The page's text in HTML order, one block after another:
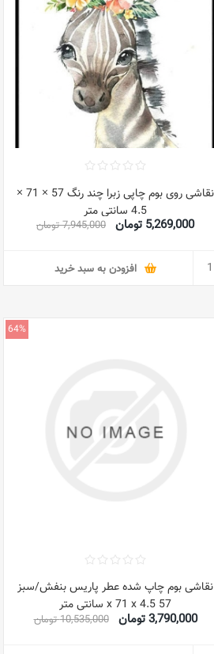
نقاشی روی بوم چاپی زبرا چند رنگ 57 × 71 ×
4.5 سانتی متر
5,269,000 تومان 7,945,000 تومان
افزودن به سبد خرید
64%
نقاشی بوم چاپ شده عطر پاریس بنفش/سبز
57 x 71 x 4.5 سانتی متر
3,790,000 تومان 10,535,000 تومان